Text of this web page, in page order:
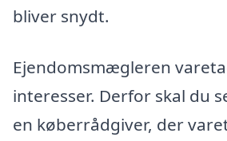
bliver snydt.
Ejendomsmægleren
interesser. Derfor skal du
en køberrådgiver, der